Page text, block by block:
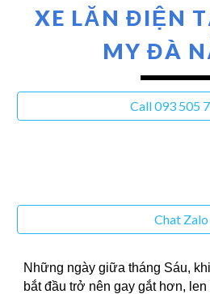
XE LĂN ĐIỆN
MY ĐÀ
Call 093 505
Chat Zalo
Những ngày giữa tháng Sáu,
bắt đầu trở nên gay gắt hơn,